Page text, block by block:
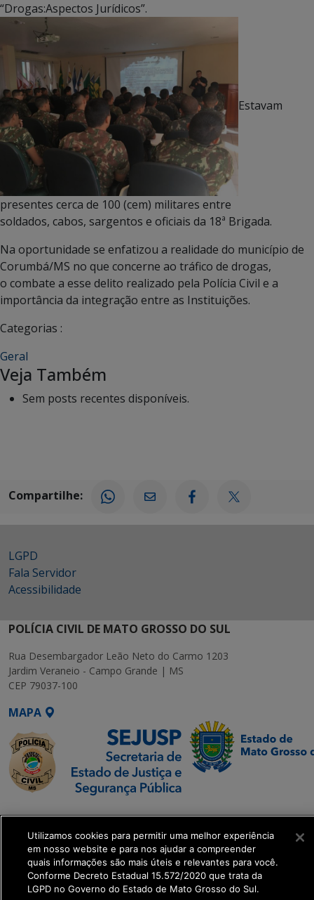
“Drogas:Aspectos Jurídicos”.
Estavam
presentes cerca de 100 (cem) militares entre
soldados, cabos, sargentos e oficiais da 18ª Brigada.
Na oportunidade se enfatizou a realidade do município de
Corumbá/MS no que concerne ao tráfico de drogas,
o combate a esse delito realizado pela Polícia Civil e a
importância da integração entre as Instituições.
Categorias :
Geral
Veja Também
Sem posts recentes disponíveis.
Compartilhe:
LGPD
Fala Servidor
Acessibilidade
POLÍCIA CIVIL DE MATO GROSSO DO SUL
Rua Desembargador Leão Neto do Carmo 1203
Jardim Veraneio - Campo Grande | MS
CEP 79037-100
MAPA
SETDIG | Secretaria-
Executiva de
Transformação Digital
get_footer();
Utilizamos cookies para permitir uma melhor experiência
em nosso website e para nos ajudar a compreender
quais informações são mais úteis e relevantes para você.
Conforme Decreto Estadual 15.572/2020 que trata da
LGPD no Governo do Estado de Mato Grosso do Sul.